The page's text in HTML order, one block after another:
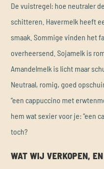
De vuistregel: hoe neutraler
schitteren. Havermelk heeft
smaak. Sommige vinden het
overheersend. Sojamelk is
Amandelmelk is licht maar
Neutraal, romig, goed
“een cappuccino met
hem wat sexier voor je: “een
toch?
WAT WIJ VERKOPEN,